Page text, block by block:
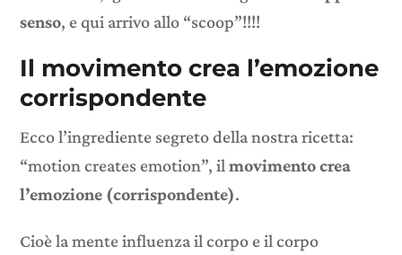
senso, e qui arrivo allo “scoop”!!!!
Il movimento crea l’emozione
corrispondente
Ecco l’ingrediente segreto della nostra ricetta:
“motion creates emotion”, ilmovimento crea
l’emozione (corrispondente).
Cioè la mente influenza il corpo e il corpo